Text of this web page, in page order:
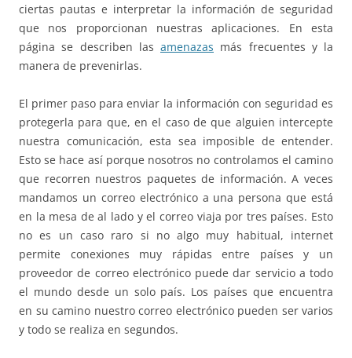
ciertas pautas e interpretar la información de seguridad
que nos proporcionan nuestras aplicaciones. En esta
página se describen las amenazas más frecuentes y la
manera de prevenirlas.
El primer paso para enviar la información con seguridad es
protegerla para que, en el caso de que alguien intercepte
nuestra comunicación, esta sea imposible de entender.
Esto se hace así porque nosotros no controlamos el camino
que recorren nuestros paquetes de información. A veces
mandamos un correo electrónico a una persona que está
en la mesa de al lado y el correo viaja por tres países. Esto
no es un caso raro si no algo muy habitual, internet
permite conexiones muy rápidas entre países y un
proveedor de correo electrónico puede dar servicio a todo
el mundo desde un solo país. Los países que encuentra
en su camino nuestro correo electrónico pueden ser varios
y todo se realiza en segundos.